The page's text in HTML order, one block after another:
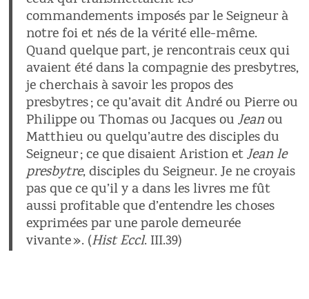
commandements imposés par le Seigneur à
notre foi et nés de la vérité elle-même.
Quand quelque part, je rencontrais ceux qui
avaient été dans la compagnie des presbytres,
je cherchais à savoir les propos des
presbytres ; ce qu’avait dit André ou Pierre ou
Philippe ou Thomas ou Jacques ouJeanou
Matthieu ou quelqu’autre des disciples du
Seigneur ; ce que disaient Aristion etJean le
presbytre, disciples du Seigneur. Je ne croyais
pas que ce qu’il y a dans les livres me fût
aussi profitable que d’entendre les choses
exprimées par une parole demeurée
vivante ». (Hist Eccl. III.39)